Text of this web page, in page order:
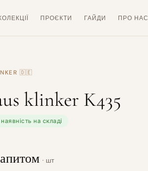
ПРОЄКТИ ГАЙДИ ПРО НАС
🇩🇪
klinker K435
на складі
· шт